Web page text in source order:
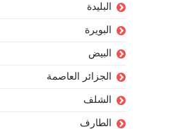
البليدة
البويرة
البيض
الجزائر العاصمة
الشلف
الطارف